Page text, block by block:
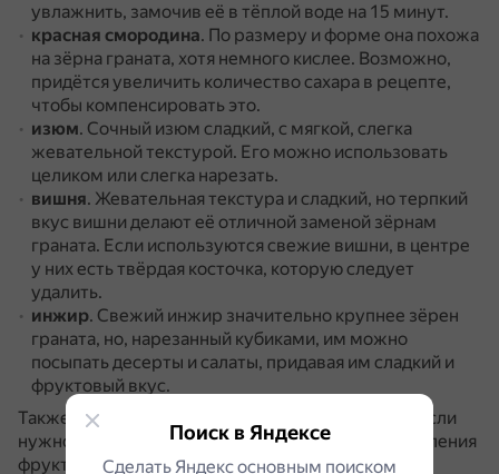
увлажнить, замочив её в тёплой воде на 15 минут.
красная смородина. По размеру и форме она похожа
на зёрна граната, хотя немного кислее. Возможно,
придётся увеличить количество сахара в рецепте,
чтобы компенсировать это.
изюм. Сочный изюм сладкий, с мягкой, слегка
жевательной текстурой. Его можно использовать
целиком или слегка нарезать.
вишня. Жевательная текстура и сладкий, но терпкий
вкус вишни делают её отличной заменой зёрнам
граната. Если используются свежие вишни, в центре
у них есть твёрдая косточка, которую следует
удалить.
инжир. Свежий инжир значительно крупнее зёрен
граната, но, нарезанный кубиками, им можно
посыпать десерты и салаты, придавая им сладкий и
фруктовый вкус.
Также можно использовать
Если
нужно придать блюду гранатовый вкус без добавления
фруктов.
Поиск в Яндексе
Сделать Яндекс основным поиском